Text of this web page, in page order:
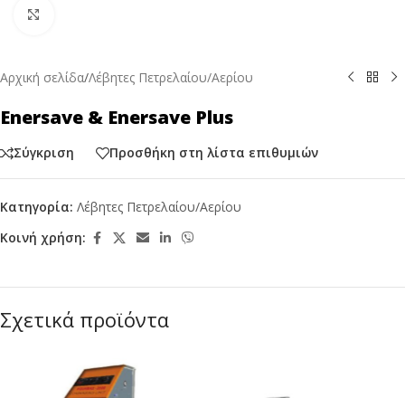
Αρχική σελίδα/Λέβητες Πετρελαίου/Αερίου
Enersave & Enersave Plus
Σύγκριση Προσθήκη στη λίστα επιθυμιών
Κατηγορία: Λέβητες Πετρελαίου/Αερίου
Κοινή χρήση:
Σχετικά προϊόντα